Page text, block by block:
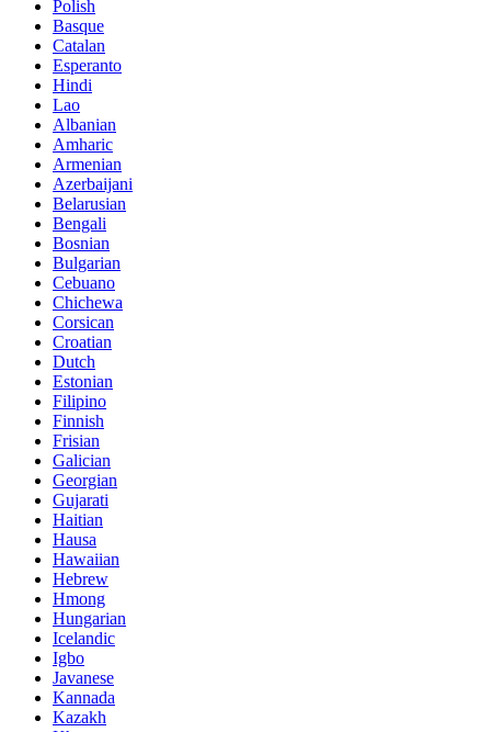
Polish
Basque
Catalan
Esperanto
Hindi
Lao
Albanian
Amharic
Armenian
Azerbaijani
Belarusian
Bengali
Bosnian
Bulgarian
Cebuano
Chichewa
Corsican
Croatian
Dutch
Estonian
Filipino
Finnish
Frisian
Galician
Georgian
Gujarati
Haitian
Hausa
Hawaiian
Hebrew
Hmong
Hungarian
Icelandic
Igbo
Javanese
Kannada
Kazakh